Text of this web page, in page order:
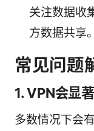
关注数据收
方数据共享。
常见问题
1. VPN会显
多数情况下会